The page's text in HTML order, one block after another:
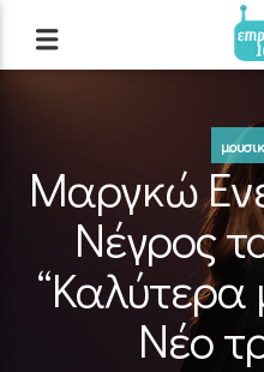
Μαργκώ
Νέγρος
“Καλύτερα
Νέο